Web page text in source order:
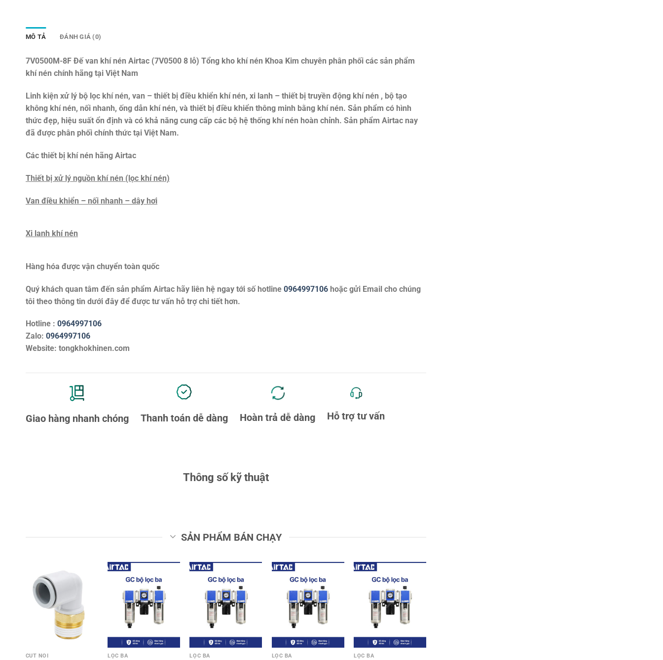
MÔ TẢ ĐÁNH GIÁ (0)
7V0500M-8F Đế van khí nén Airtac (7V0500 8 lỗ) Tổng kho khí nén Khoa Kim chuyên phân phối các sản phẩm
khí nén chính hãng tại Việt Nam
Linh kiện xử lý bộ lọc khí nén, van – thiết bị điều khiển khí nén, xi lanh – thiết bị truyền động khí nén , bộ tạo
không khí nén, nối nhanh, ống dẫn khí nén, và thiết bị điều khiển thông minh bằng khí nén. Sản phẩm có hình
thức đẹp, hiệu suất ổn định và có khả năng cung cấp các bộ hệ thống khí nén hoàn chỉnh. Sản phẩm Airtac nay
đã được phân phối chính thức tại Việt Nam.
Các thiết bị khí nén hãng Airtac
Thiết bị xử lý nguồn khí nén (lọc khí nén)
Van điều khiển – nối nhanh – dây hơi
Xi lanh khí nén
Hàng hóa được vận chuyển toàn quốc
Quý khách quan tâm đến sản phẩm Airtac hãy liên hệ ngay tới số hotline 0964997106 hoặc gửi Email cho chúng
tôi theo thông tin dưới đây để được tư vấn hỗ trợ chi tiết hơn.
Hotline : 0964997106
Zalo: 0964997106
Website: tongkhokhinen.com
Giao hàng nhanh chóng Thanh toán dễ dàng Hoàn trả dễ dàng Hỗ trợ tư vấn
Thông số kỹ thuật
SẢN PHẨM BÁN CHẠY
CÚT NỐI LỌC BA LỌC BA LỌC BA LỌC BA